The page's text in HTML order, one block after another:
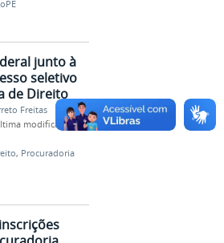
junto à
seletivo
de Direito
Freitas
modificação
, Procuradoria